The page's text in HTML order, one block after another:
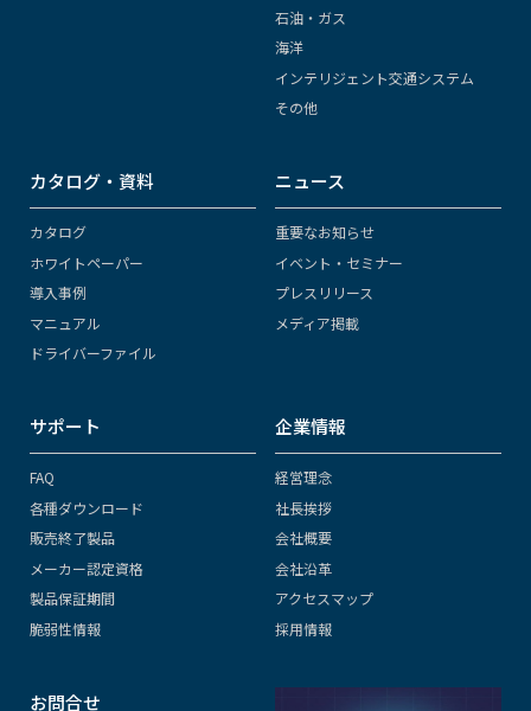
石油・ガス
海洋
インテリジェント交通システム
その他
カタログ・資料
カタログ
ホワイトペーパー
導入事例
マニュアル
ドライバーファイル
ニュース
重要なお知らせ
イベント・セミナー
プレスリリース
メディア掲載
サポート
FAQ
各種ダウンロード
販売終了製品
メーカー認定資格
製品保証期間
脆弱性情報
企業情報
経営理念
社長挨拶
会社概要
会社沿革
アクセスマップ
採用情報
お問合せ